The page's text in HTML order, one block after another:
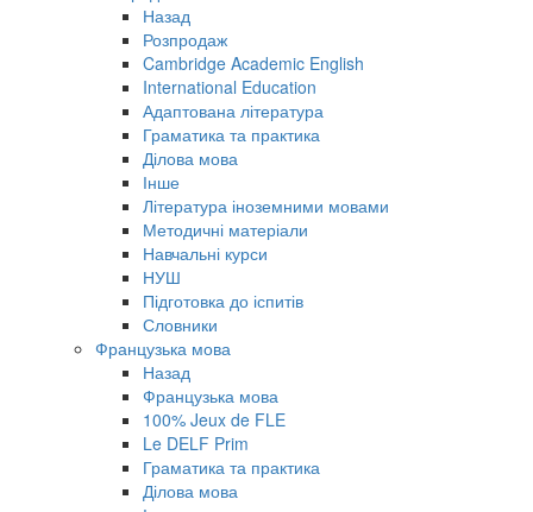
Назад
Розпродаж
Cambridge Academic English
International Education
Адаптована література
Граматика та практика
Ділова мова
Інше
Література іноземними мовами
Методичні матеріали
Навчальні курси
НУШ
Підготовка до іспитів
Словники
Французька мова
Назад
Французька мова
100% Jeux de FLE
Le DELF Prim
Граматика та практика
Ділова мова